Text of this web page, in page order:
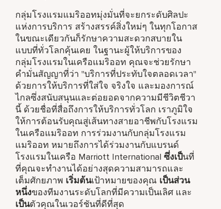
กลุ่มโรงแรมแมริออทมุ่งมั่นที่จะยกระดับศิลปะ
แห่งการบริการ สร้างสรรค์สิ่งใหม่ๆ ในทุกโอกาส
ในขณะเดียวกันก็รักษาความสะดวกสบายใน
แบบที่ทั่วโลกคุ้นเคย ในฐานะผู้ให้บริการของ
กลุ่มโรงแรมในเครือแมริออท คุณจะช่วยรักษา
คำมั่นสัญญาที่ว่า "บริการที่ประทับใจตลอดเวลา"
ด้วยการให้บริการที่ใส่ใจ จริงใจ และมองการณ์
ไกลซึ่งสนับสนุนและต่อยอดจากความมีชีวิตชีวา
นี้ ด้วยชื่อที่สื่อถึงการให้บริการทั่วโลก เราภูมิใจ
ให้การต้อนรับคุณสู่เส้นทางสายอาชีพกับโรงแรม
ในเครือแมริออท การร่วมงานกับกลุ่มโรงแรม
แมริออท หมายถึงการได้ร่วมงานกับแบรนด์
โรงแรมในเครือ Marriott Internationalซึ่งเป็นที่
ที่คุณจะทำงานได้อย่างสุดความสามารถและ
เต็มศักยภาพ เริ่มต้นเป้าหมายของคุณ เป็นส่วน
หนึ่งของทีมงานระดับโลกที่มีความเป็นเลิศ และ
เป็นตัวคุณในเวอร์ชันที่ดีที่สุด